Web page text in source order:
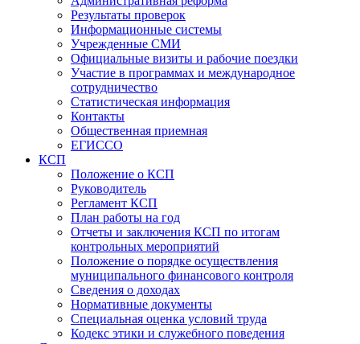
Результаты проверок
Информационные системы
Учрежденные СМИ
Официальные визиты и рабочие поездки
Участие в программах и международное
сотрудничество
Статистическая информация
Контакты
Общественная приемная
ЕГИССО
КСП
Положение о КСП
Руководитель
Регламент КСП
План работы на год
Отчеты и заключения КСП по итогам
контрольных мероприятий
Положение о порядке осуществления
муниципального финансового контроля
Сведения о доходах
Нормативные документы
Специальная оценка условий труда
Кодекс этики и служебного поведения